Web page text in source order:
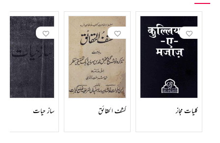
کلیات مجاز کشف الحقائق ساز حیات